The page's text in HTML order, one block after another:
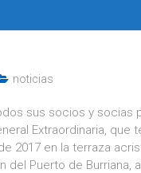
noticias
sus socios y socias
Extraordinaria, que
2017 en la terraza
Puerto de Burriana, a